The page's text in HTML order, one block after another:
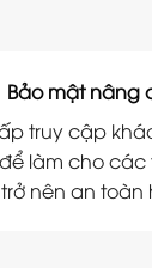
Bảo mật nâng
truy cập
làm cho
trở nên an toàn